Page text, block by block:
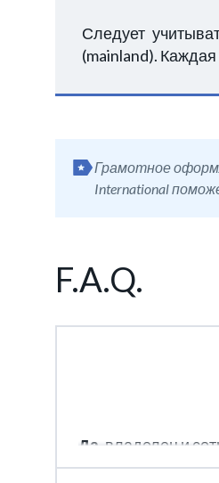
Следует
(mainland).
Грамотное
International
F.A.Q.
Да, владелец и